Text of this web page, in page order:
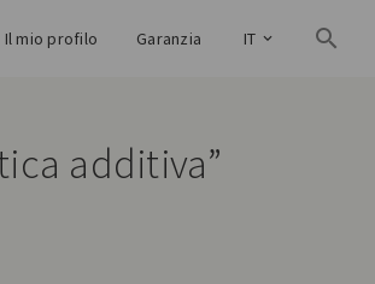
Il mio profilo Garanzia IT
additiva”